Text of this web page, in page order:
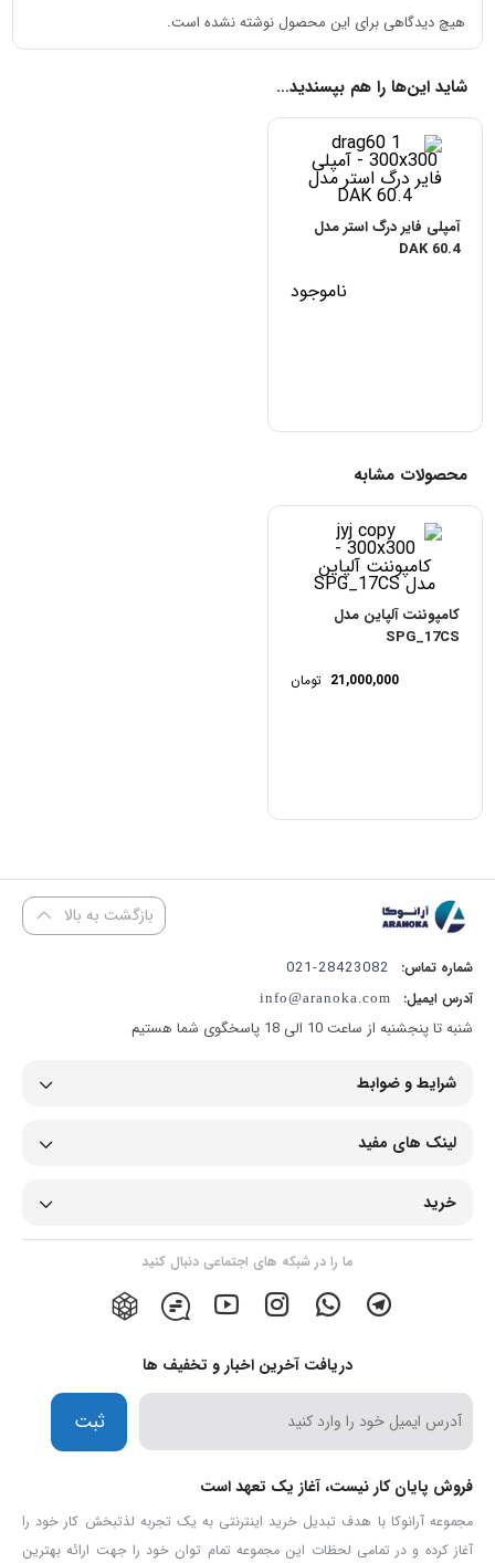
تحسین است.
هیچ دیدگاهی برای این محصول نوشته نشده است.
شاید این‌ها را هم بپسندید…
آمپلی فایر درگ استر مدل
DAK 60.4
ناموجود
محصولات مشابه
کامپوننت آلپاین مدل
SPG_17CS
21,000,000 تومان
بازگشت به بالا
شماره تماس: 28423082-021
آدرس ایمیل: info@aranoka.com
شنبه تا پنجشنبه از ساعت 10 الی 18 پاسخگوی شما هستیم
شرایط و ضوابط
لینک های مفید
خرید
ما را در شبکه های اجتماعی دنبال کنید
دریافت آخرین اخبار و تخفیف ها
ثبت
فروش پایان کار نیست، آغاز یک تعهد است
مجموعه آرانوکا با هدف تبدیل خرید اینترنتی به یک تجربه لذتبخش کار خود را
آغاز کرده و در تمامی لحظات این مجموعه تمام توان خود را جهت ارائه بهترین